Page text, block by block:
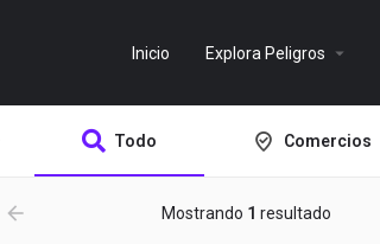
Inicio Explora Peligros arrow_drop_down
Todo Comercios
arrow_backward Mostrando 1 resultado